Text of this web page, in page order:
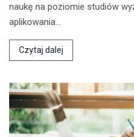
naukę na poziomie studiów
aplikowania…
Czytaj dalej